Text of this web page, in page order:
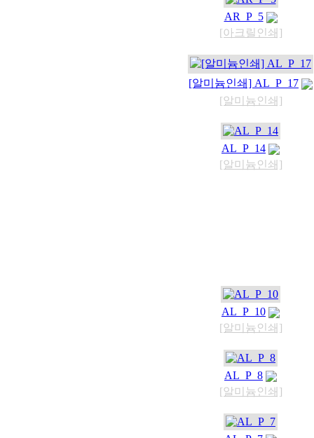
AR_P_5
[아크릴인쇄]
[알미늄인쇄] AL_P_17
[알미늄인쇄]
AL_P_14
[알미늄인쇄]
AL_P_10
[알미늄인쇄]
AL_P_8
[알미늄인쇄]